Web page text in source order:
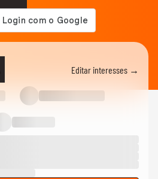
Editar interesses →